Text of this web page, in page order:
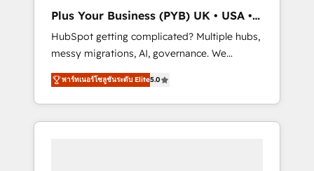
Google AI Overviews. HubSpot Impact Award
- Customer First HubSpot Impact Award -
Integrations Innovation HubSpot Impact
Award - Platform Migration Excellence
HubSpot Impact Award - Platform Excellence
40+ full-time HubSpot professionals. 100s of
certifications and accreditations with
Plus Your Business (PYB) UK • USA •
Europe
HubSpot getting complicated? Multiple hubs,
messy migrations, AI, governance. We
organise that complexity, so your team can
put HubSpot to work... Welcome to our
Profile! We help with: • CRM implementation,
reports, workflows, and team training • CRM
พาร์ทเนอร์โซลูชันระดับ Elite5.0